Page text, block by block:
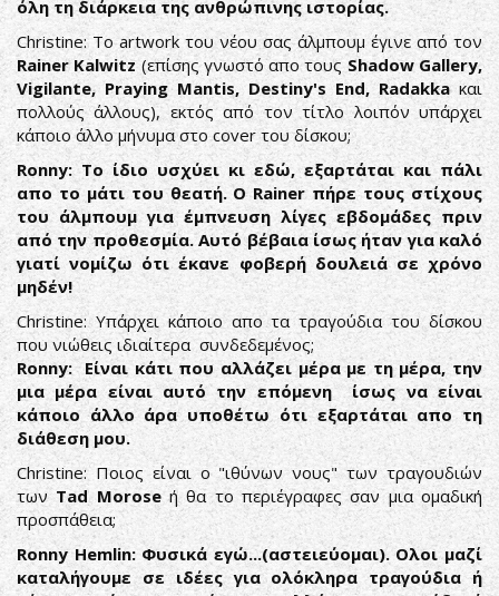
όλη τη διάρκεια της ανθρώπινης ιστορίας.
Christine: Το artwork του νέου σας άλμπουμ έγινε από τον
Rainer Kalwitz (επίσης γνωστό απο τους Shadow Gallery,
Vigilante, Praying Mantis, Destiny's End, Radakkaκαι
πολλούς άλλους), εκτός από τον τίτλο λοιπόν υπάρχει
κάποιο άλλο μήνυμα στο cover του δίσκου;
Ronny: To ίδιο υσχύει κι εδώ, εξαρτάται και πάλι
απο το μάτι του θεατή. Ο Rainer πήρε τους στίχους
του άλμπουμ για έμπνευση λίγες εβδομάδες πριν
από την προθεσμία. Αυτό βέβαια ίσως ήταν για καλό
γιατί νομίζω ότι έκανε φοβερή δουλειά σε χρόνο
μηδέν!
Christine: Υπάρχει κάποιο απο τα τραγούδια του δίσκου
που νιώθεις ιδιαίτερα συνδεδεμένος;
Ronny: Είναι κάτι που αλλάζει μέρα με τη μέρα, την
μια μέρα είναι αυτό την επόμενη ίσως να είναι
κάποιο άλλο άρα υποθέτω ότι εξαρτάται απο τη
διάθεση μου.
Christine: Ποιος είναι ο "ιθύνων νους" των τραγουδιών
των Tad Moroseή θα το περιέγραφες σαν μια ομαδική
προσπάθεια;
Ronny Hemlin: Φυσικά εγώ...(αστειεύομαι). Ολοι μαζί
καταλήγουμε σε ιδέες για ολόκληρα τραγούδια ή